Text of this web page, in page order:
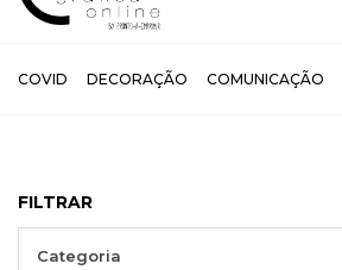
COVID DECORAÇÃO COMUNICAÇÃO
FILTRAR
Categoria